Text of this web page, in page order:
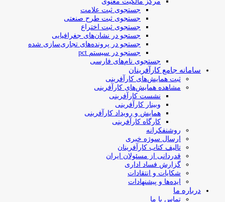
جستجوی ثبت علامت
جستجوی ثبت طرح صنعتی
جستجوی ثبت اختراع
جستجو در نشان‌های جغرافیایی
جستجو در پرونده‌های تجاری‌سازی شده
جستجو در سیستم pct
جستجوی نام‌های فارسی
سامانه جامع کارآفرینان
ثبت همایش‌های کارآفرینی
مشاهده همایش‌های کارآفرینی
نشست کارآفرینی
وبینار کارآفرینی
همایش و رویداد کارآفرینی
کارگاه کارآفرینی
روشنفکرانه
ارسال سوژه‌ خبری
تالیف کتاب کارآفرینان
قدردانی از مسئولان ایران
گزارش فساد اداری
شکایات و انتقادات
ایده‌ها و پیشنهادات
درباره ما
تماس با ما